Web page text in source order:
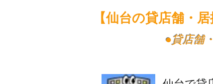
【仙台の貸店舗・
​●貸店舗